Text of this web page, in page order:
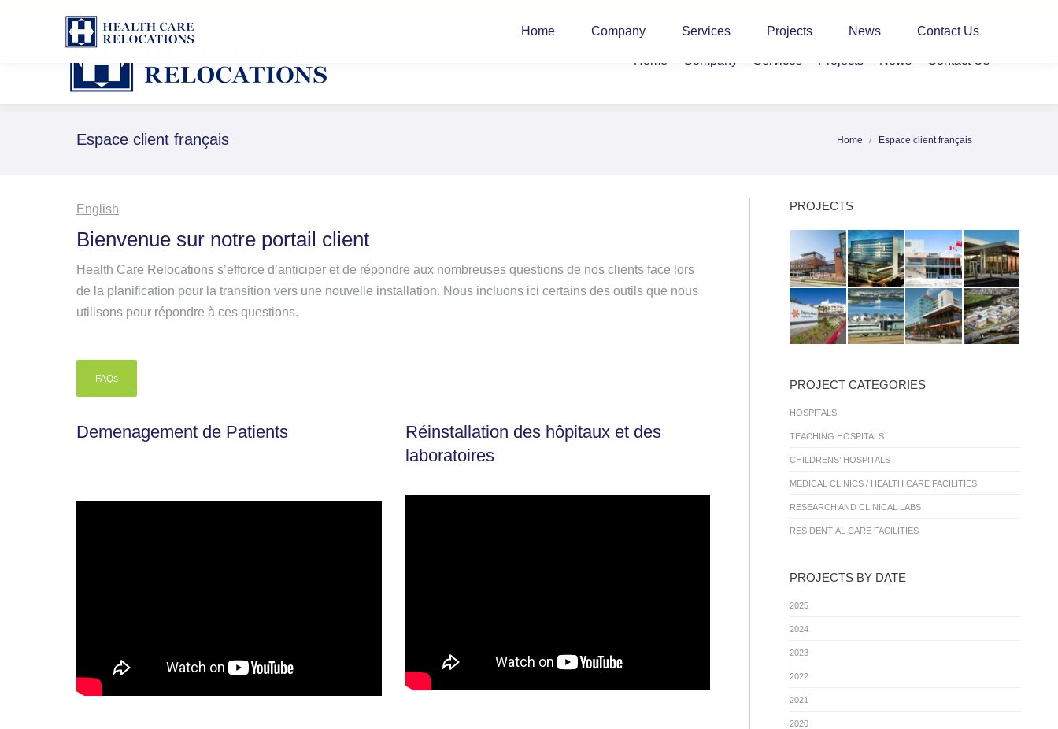
Home Company Services Projects News Contact Us
Espace client français You are here:
Home Espace client français
English
Bienvenue sur notre portail client
Health Care Relocations s’efforce d’anticiper et de répondre aux nombreuses questions de nos clients face lors
de la planification pour la transition vers une nouvelle installation. Nous incluons ici certains des outils que nous
utilisons pour répondre à ces questions.
FAQs
Demenagement de Patients
Réinstallation des hôpitaux et des
laboratoires
PROJECTS
PROJECT CATEGORIES
HOSPITALS
TEACHING HOSPITALS
CHILDRENS’ HOSPITALS
MEDICAL CLINICS / HEALTH CARE FACILITIES
RESEARCH AND CLINICAL LABS
RESIDENTIAL CARE FACILITIES
PROJECTS BY DATE
2025
2024
2023
2022
2021
2020
Home Company Services Projects News Contact Us